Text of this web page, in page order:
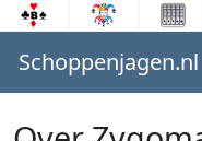
Schoppenjagen.nl